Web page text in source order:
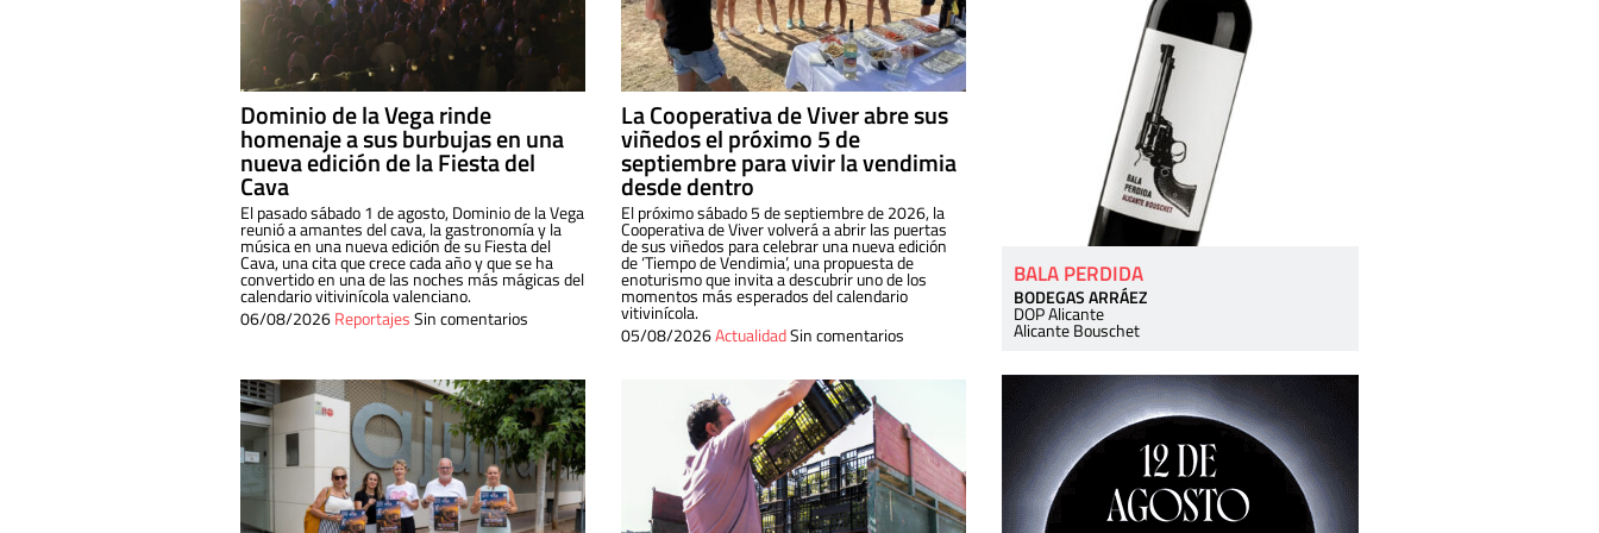
Dominio de la Vega rinde
homenaje a sus burbujas en una
nueva edición de la Fiesta del
Cava
El pasado sábado 1 de agosto, Dominio de la Vega
reunió a amantes del cava, la gastronomía y la
música en una nueva edición de su Fiesta del
Cava, una cita que crece cada año y que se ha
convertido en una de las noches más mágicas del
calendario vitivinícola valenciano.
06/08/2026ReportajesSin comentarios
La Cooperativa de Viver abre sus
viñedos el próximo 5 de
septiembre para vivir la vendimia
desde dentro
El próximo sábado 5 de septiembre de 2026, la
Cooperativa de Viver volverá a abrir las puertas
de sus viñedos para celebrar una nueva edición
de ‘Tiempo de Vendimia’, una propuesta de
enoturismo que invita a descubrir uno de los
momentos más esperados del calendario
vitivinícola.
05/08/2026ActualidadSin comentarios
BALA PERDIDA
BODEGAS ARRÁEZ
DOP Alicante
Alicante Bouschet